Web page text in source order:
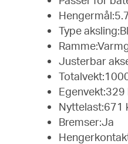
Type
Justerbar
Egenvekt:329
Nyttelast:671
Bremser:Ja